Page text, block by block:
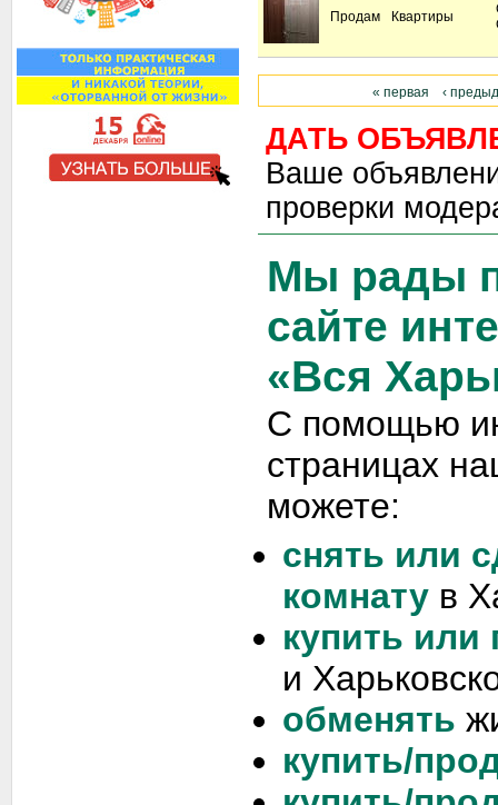
Продам Квартиры
« первая ‹
ДАТЬ
Ваше
проверки
Мы рады
сайте
«Вся
С помощью
страницах
можете:
снять или
комнату в
купить или
и
обменять
купить/